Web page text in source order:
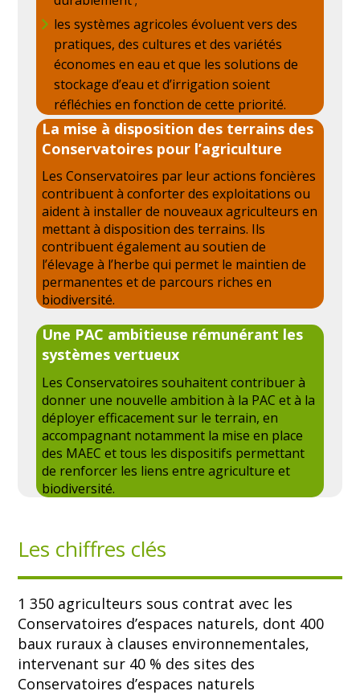
les systèmes agricoles évoluent vers des
pratiques, des cultures et des variétés
économes en eau et que les solutions de
stockage d’eau et d’irrigation soient
réfléchies en fonction de cette priorité.
La mise à disposition des terrains des
Conservatoires pour l’agriculture
Les Conservatoires par leur actions foncières
contribuent à conforter des exploitations ou
aident à installer de nouveaux agriculteurs en
mettant à disposition des terrains. Ils
contribuent également au soutien de
l’élevage à l’herbe qui permet le maintien de
permanentes et de parcours riches en
biodiversité.
Une PAC ambitieuse rémunérant les
systèmes vertueux
Les Conservatoires souhaitent contribuer à
donner une nouvelle ambition à la PAC et à la
déployer efficacement sur le terrain, en
accompagnant notamment la mise en place
des MAEC et tous les dispositifs permettant
de renforcer les liens entre agriculture et
biodiversité.
Les chiffres clés
1 350 agriculteurs sous contrat avec les
Conservatoires d’espaces naturels, dont 400
baux ruraux à clauses environnementales,
intervenant sur 40 % des sites des
Conservatoires d’espaces naturels